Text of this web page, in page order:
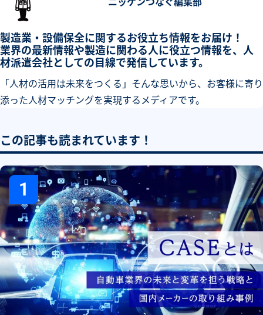
製造業・設備保全に関するお役立ち情報をお届け！
業界の最新情報や製造に関わる人に役立つ情報を、人
材派遣会社としての目線で発信しています。
「人材の活用は未来をつくる」そんな思いから、お客様に寄り
添った人材マッチングを実現するメディアです。
この記事も読まれています！
1